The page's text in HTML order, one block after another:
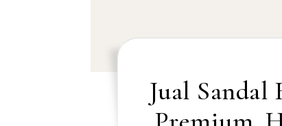
Jual Sandal